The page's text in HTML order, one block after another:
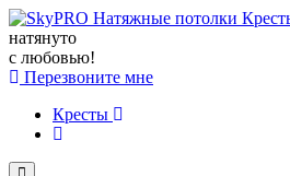
натянуто
с любовью!
Перезвоните мне
Кресты